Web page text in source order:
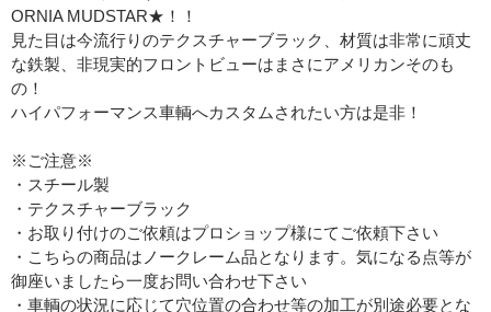
ORNIA MUDSTAR★！！
見た目は今流行りのテクスチャーブラック、材質は非常に頑丈
な鉄製、非現実的フロントビューはまさにアメリカンそのも
の！
ハイパフォーマンス車輌へカスタムされたい方は是非！
※ご注意※
・スチール製
・テクスチャーブラック
・お取り付けのご依頼はプロショップ様にてご依頼下さい
・こちらの商品はノークレーム品となります。気になる点等が
御座いましたら一度お問い合わせ下さい
・車輌の状況に応じて穴位置の合わせ等の加工が別途必要とな